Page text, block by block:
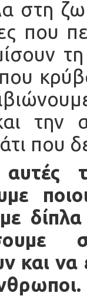
στη
που
την
που
και